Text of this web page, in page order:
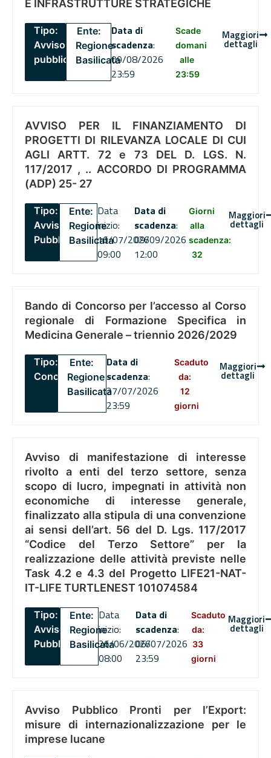
E INFRASTRUTTURE STRATEGICHE
Tipo:
Avviso
pubblico
Ente:
Regione
Basilicata
Data di
scadenza:
09/08/2026
23:59
Scade
domani
alle
23:59
Maggiori
dettagli
AVVISO PER IL FINANZIAMENTO DI
PROGETTI DI RILEVANZA LOCALE DI CUI
AGLI ARTT. 72 e 73 DEL D. LGS. N.
117/2017 , .. ACCORDO DI PROGRAMMA
(ADP) 25- 27
Tipo:
Avviso
Pubblico
Ente:
Regione
Basilicata
Data
inizio:
16/07/2026
09:00
Data di
scadenza:
09/09/2026
12:00
Giorni
alla
scadenza:
32
Maggiori
dettagli
Bando di Concorso per l’accesso al Corso
regionale di Formazione Specifica in
Medicina Generale – triennio 2026/2029
Tipo:
Concorsi
Ente:
Regione
Basilicata
Data di
scadenza:
27/07/2026
23:59
Scaduto
da:
12
giorni
Maggiori
dettagli
Avviso di manifestazione di interesse
rivolto a enti del terzo settore, senza
scopo di lucro, impegnati in attività non
economiche di interesse generale,
finalizzato alla stipula di una convenzione
ai sensi dell’art. 56 del D. Lgs. 117/2017
“Codice del Terzo Settore” per la
realizzazione delle attività previste nelle
Task 4.2 e 4.3 del Progetto LIFE21-NAT-
IT-LIFE TURTLENEST 101074584
Tipo:
Avviso
Pubblico
Ente:
Regione
Basilicata
Data
inizio:
26/06/2026
08:00
Data di
scadenza:
06/07/2026
23:59
Scaduto
da:
33
giorni
Maggiori
dettagli
Avviso Pubblico Pronti per l’Export:
misure di internazionalizzazione per le
imprese lucane